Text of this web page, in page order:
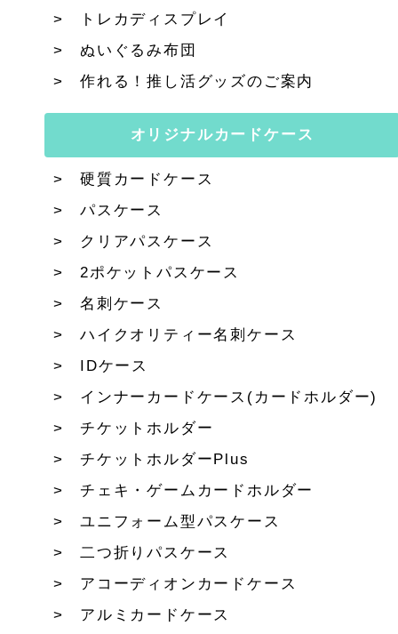
トレカディスプレイ
ぬいぐるみ布団
作れる！推し活グッズのご案内
オリジナルカードケース
硬質カードケース
パスケース
クリアパスケース
2ポケットパスケース
名刺ケース
ハイクオリティー名刺ケース
IDケース
インナーカードケース(カードホルダー)
チケットホルダー
チケットホルダーPlus
チェキ・ゲームカードホルダー
ユニフォーム型パスケース
二つ折りパスケース
アコーディオンカードケース
アルミカードケース